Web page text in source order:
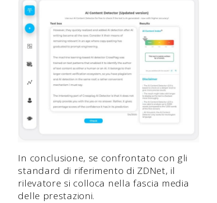
In conclusione, se confrontato con gli
standard di riferimento di ZDNet, il
rilevatore si colloca nella fascia media
delle prestazioni.